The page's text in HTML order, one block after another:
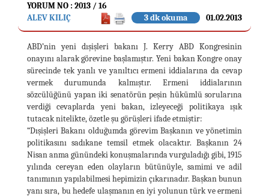
YORUM NO : 2013 / 16
ALEV KILIÇ
01.02.2013
3 dk okuma
ABD’nin yeni dışişleri bakanı J. Kerry ABD Kongresinin
onayını alarak görevine başlamıştır. Yeni bakan Kongre onay
sürecinde tek yanlı ve yanıltıcı ermeni iddialarına da cevap
vermek durumunda kalmıştır. Ermeni iddialarının
sözcülüğünü yapan iki senatörün peşin hükümlü sorularına
verdiği cevaplarda yeni bakan, izleyeceği politikaya ışık
tutacak nitelikte, özetle şu görüşleri ifade etmiştir:
“Dışişleri Bakanı olduğumda görevim Başkanın ve yönetimin
politikasını sadıkane temsil etmek olacaktır. Başkanın 24
Nisan anma günündeki konuşmalarında vurguladığı gibi, 1915
yılında cereyan eden olayların bütünüyle, samimi ve adil
tanımının yapılabilmesi hepimizin çıkarınadır. Başkan bunun
yanı sıra, bu hedefe ulaşmanın en iyi yolunun türk ve ermeni